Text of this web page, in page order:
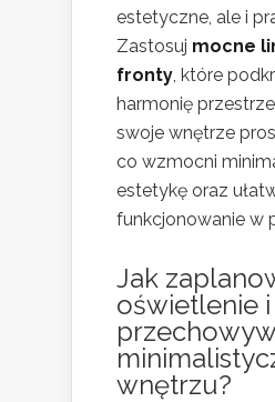
estetyczne, ale i
Zastosuj mocne
fronty, które
harmonię
swoje wnętrze
co wzmocni
estetykę oraz
funkcjonowanie w
Jak
oświetlenie i
wnętrzu?